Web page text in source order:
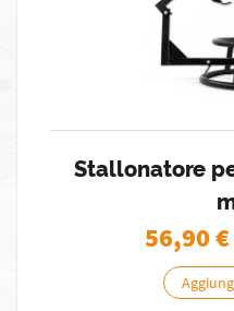
Stallonatore
56,90